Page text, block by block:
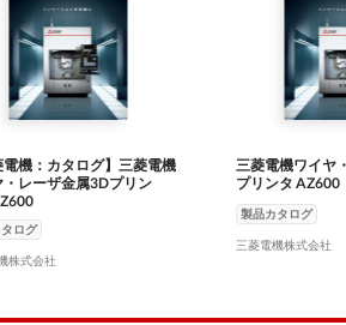
電機：カタログ】三菱電機
・レーザ金属3Dプリン
ログ
株式会社
三菱電機ワイヤ
プリンタ AZ600
製品カタログ
三菱電機株式会社